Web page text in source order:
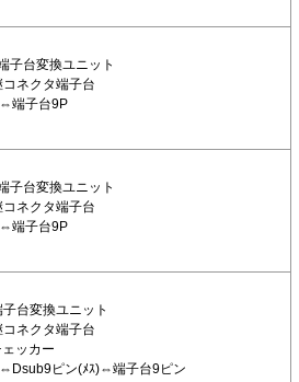
子台変換ユニット
ネクタ端子台
端子台9P
子台変換ユニット
ネクタ端子台
端子台9P
台変換ユニット
ネクタ端子台
ッカー
ピン(ﾒｽ)⇔端子台9ピン